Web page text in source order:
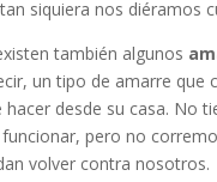
siquiera nos diéramos
también algunos
un tipo de amarre que
hacer desde su casa. No
pero no
volver contra nosotros.